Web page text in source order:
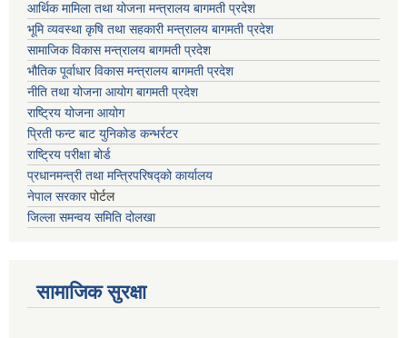
आर्थिक मामिला तथा योजना मन्त्रालय बागमती प्रदेश
भूमि व्यवस्था कृषि तथा सहकारी मन्त्रालय बागमती प्रदेश
सामाजिक विकास मन्त्रालय बागमती प्रदेश
भौतिक पूर्वाधार विकास मन्त्रालय बागमती प्रदेश
नीति तथा योजना आयोग बागमती प्रदेश
राष्ट्रिय योजना आयोग
प्रिती फन्ट बाट युनिकोड कन्भर्रटर
राष्ट्रिय परीक्षा बोर्ड
प्रधानमन्त्री तथा मन्त्रिपरिषद्को कार्यालय
नेपाल सरकारपोर्टल
जिल्ला समन्वय समिति दोलखा
सामाजिक सुरक्षा